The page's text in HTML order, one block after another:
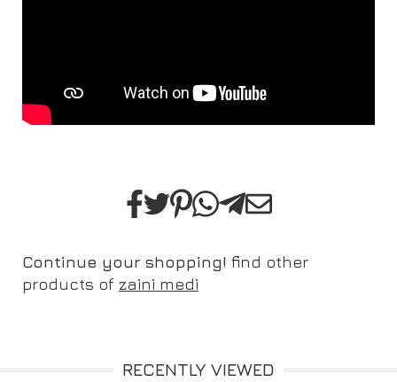
Continue your shopping! find other
products of zaini medi
RECENTLY VIEWED